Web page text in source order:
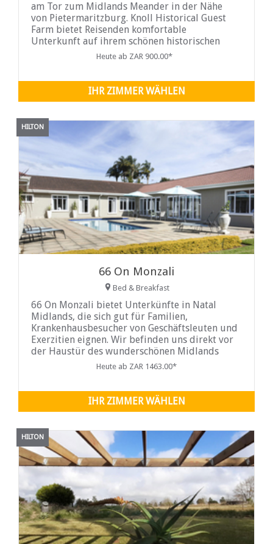
am Tor zum Midlands Meander in der Nähe
von Pietermaritzburg. Knoll Historical Guest
Farm bietet Reisenden komfortable
Unterkunft auf ihrem schönen historischen
Heute ab ZAR 900.00*
IHR ZIMMER WÄHLEN
HILTON
66 On Monzali
Bed & Breakfast
66 On Monzali bietet Unterkünfte in Natal
Midlands, die sich gut für Familien,
Krankenhausbesucher von Geschäftsleuten und
Exerzitien eignen. Wir befinden uns direkt vor
der Haustür des wunderschönen Midlands
Meander, der Fliegenfischen, Käse- und
Heute ab ZAR 1463.00*
IHR ZIMMER WÄHLEN
HILTON